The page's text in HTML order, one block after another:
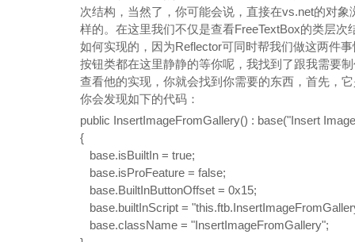
次结构，当然了，你可能会说，直接在vs.net的对
样的。在这里我们不仅是查看FreeTextBox的类层
如何实现的，因为Reflector可同时帮我们做这两件
按钮类都在这里静静的等你呢，我找到了跟我需要
查看他的实现，你就会找到你需要的东西，首先，
你会发现如下的代码：
public InsertImageFromGallery() : base("Insert
{
base.isBuiltIn = true;
base.isProFeature = false;
base.BuiltInButtonOffset = 0x15;
base.builtInScript = "this
base.className = "InsertImageFromGallery";